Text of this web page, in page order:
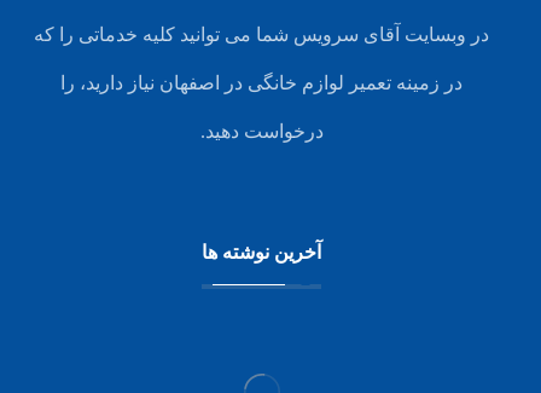
در وبسایت آقای سرویس شما می توانید کلیه خدماتی را که
در زمینه تعمیر لوازم خانگی در اصفهان نیاز دارید، را
درخواست دهید.
آخرین نوشته ها